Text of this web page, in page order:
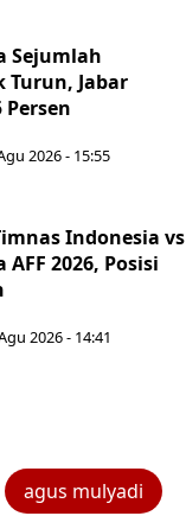
Sejumlah
Turun, Jabar
2026 - 15:55
Indonesia vs
2026, Posisi
2026 - 14:41
agus mulyadi